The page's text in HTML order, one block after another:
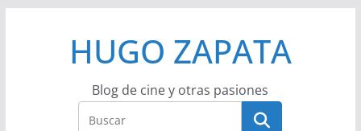
HUGO ZAPATA
Blog de cine y otras pasiones